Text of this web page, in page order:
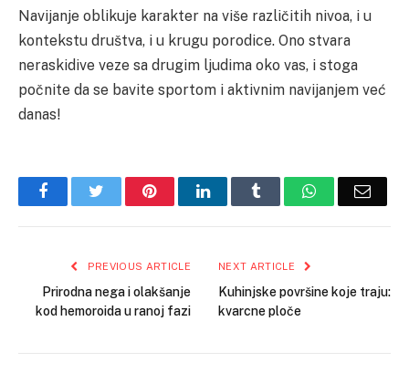
Navijanje oblikuje karakter na više različitih nivoa, i u
kontekstu društva, i u krugu porodice. Ono stvara
neraskidive veze sa drugim ljudima oko vas, i stoga
počnite da se bavite sportom i aktivnim navijanjem već
danas!
FacebookTwitter PinterestLinkedInTumblr WhatsAppEmail
PREVIOUS ARTICLE
Prirodna nega i olakšanje
kod hemoroida u ranoj fazi
NEXT ARTICLE
Kuhinjske površine koje traju:
kvarcne ploče